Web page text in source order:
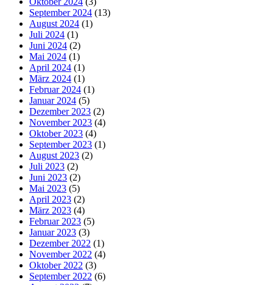
September 2024 (13)
August 2024 (1)
Juli 2024 (1)
Juni 2024 (2)
Mai 2024 (1)
April 2024 (1)
März 2024 (1)
Februar 2024 (1)
Januar 2024 (5)
Dezember 2023 (2)
November 2023 (4)
Oktober 2023 (4)
September 2023 (1)
August 2023 (2)
Juli 2023 (2)
Juni 2023 (2)
Mai 2023 (5)
April 2023 (2)
März 2023 (4)
Februar 2023 (5)
Januar 2023 (3)
Dezember 2022 (1)
November 2022 (4)
Oktober 2022 (3)
September 2022 (6)